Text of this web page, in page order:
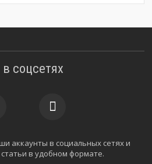
соцсетях
аккаунты в социальных сетях и
в удобном формате.